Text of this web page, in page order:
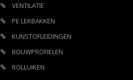
VENTILATIE
PE LEKBAKKEN
KUNSTOFLEIDINGEN
BOUWPROFIELEN
ROLLUIKEN